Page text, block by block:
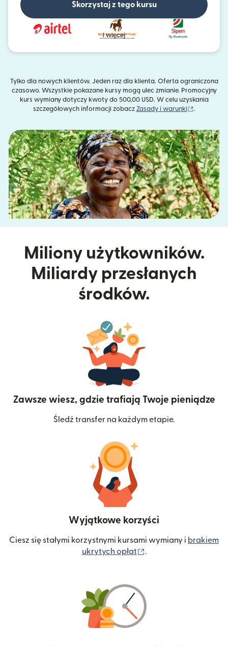
Skorzystaj z tego kursu
i więcej
Tylko dla nowych klientów. Jeden raz dla klienta. Oferta ograniczona
czasowo. Wszystkie pokazane kursy mogą ulec zmianie. Promocyjny
kurs wymiany dotyczy kwoty do 500,00 USD. W celu uzyskania
szczegółowych informacji zobacz Zasady i warunki (otwiera
.
Miliony użytkowników.
Miliardy przesłanych
środków.
Zawsze wiesz, gdzie trafiają Twoje pieniądze
Śledź transfer na każdym etapie.
Wyjątkowe korzyści
Ciesz się stałymi korzystnymi kursami wymiany i brakiem
ukrytych opłat
.